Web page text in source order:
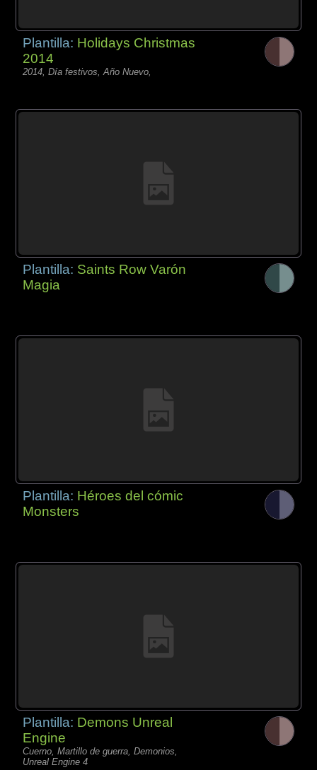
Plantilla: Holidays Christmas
2014
2014, Día festivos, Año Nuevo,
Plantilla: Saints Row Varón
Magia
Plantilla: Héroes del cómic
Monsters
Plantilla: Demons Unreal
Engine
Cuerno, Martillo de guerra, Demonios,
Unreal Engine 4